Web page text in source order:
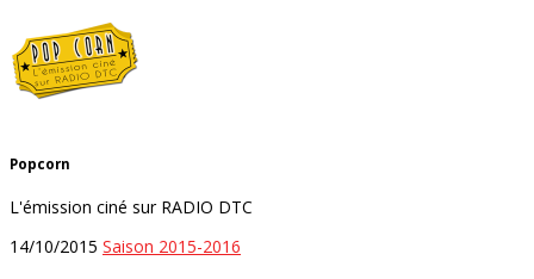
Popcorn
L'émission ciné sur RADIO DTC
14/10/2015 Saison 2015-2016